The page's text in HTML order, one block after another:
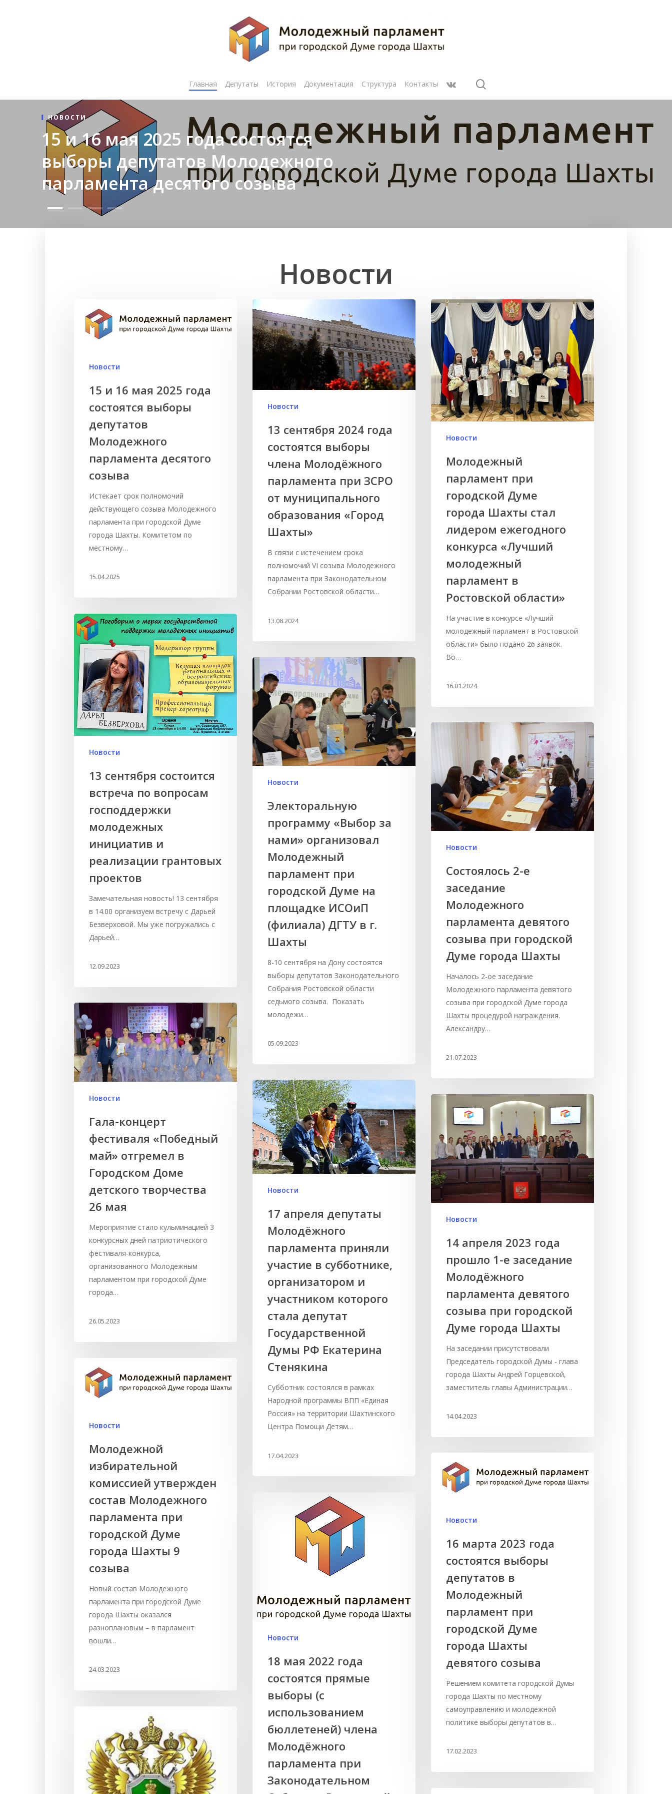
Нажмите Enter для поиска или ESC чтобы закрыть
Главная Депутаты История Документация Структура Контакты
НОВОСТИ
15 и 16 мая 2025 года состоятся
выборы депутатов Молодежного
парламента десятого созыва
Новости
Новости
15 и 16 мая 2025 года
состоятся выборы
депутатов
Молодежного
парламента десятого
созыва
Истекает срок полномочий
действующего созыва Молодежного
парламента при городской Думе
города Шахты. Комитетом по
местному…
15.04.2025
Новости
13 сентября 2024 года
состоятся выборы
члена Молодёжного
парламента при ЗСРО
от муниципального
образования «Город
Шахты»
В связи с истечением срока
полномочий VI созыва Молодежного
парламента при Законодательном
Собрании Ростовской области…
13.08.2024
Новости
Молодежный
парламент при
городской Думе
города Шахты стал
лидером ежегодного
конкурса «Лучший
молодежный
парламент в
Ростовской области»
На участие в конкурсе «Лучший
молодежный парламент в Ростовской
области» было подано 26 заявок.
Во…
16.01.2024
Новости
13 сентября состоится
встреча по вопросам
господдержки
молодежных
инициатив и
реализации грантовых
проектов
Замечательная новость! 13 сентября
в 14.00 организуем встречу с Дарьей
Безверховой. Мы уже погружались с
Дарьей…
12.09.2023
Новости
Электоральную
программу «Выбор за
нами» организовал
Молодежный
парламент при
городской Думе на
площадке ИСОиП
(филиала) ДГТУ в г.
Шахты
8-10 сентября на Дону состоятся
выборы депутатов Законодательного
Собрания Ростовской области
седьмого созыва. Показать
молодежи…
05.09.2023
Новости
Состоялось 2-е
заседание
Молодежного
парламента девятого
созыва при городской
Думе города Шахты
Началось 2-ое заседание
Молодежного парламента девятого
созыва при городской Думе города
Шахты процедурой награждения.
Александру…
21.07.2023
Новости
Гала-концерт
фестиваля «Победный
май» отгремел в
Городском Доме
детского творчества
26 мая
Мероприятие стало кульминацией 3
конкурсных дней патриотического
фестиваля-конкурса,
организованного Молодежным
парламентом при городской Думе
города…
26.05.2023
Новости
17 апреля депутаты
Молодёжного
парламента приняли
участие в субботнике,
организатором и
участником которого
стала депутат
Государственной
Думы РФ Екатерина
Стенякина
Субботник состоялся в рамках
Народной программы ВПП «Единая
Россия» на территории Шахтинского
Центра Помощи Детям…
17.04.2023
Новости
14 апреля 2023 года
прошло 1-е заседание
Молодёжного
парламента девятого
созыва при городской
Думе города Шахты
На заседании присутствовали
Председатель городской Думы - глава
города Шахты Андрей Горцевской,
заместитель главы Администрации…
14.04.2023
Новости
Молодежной
избирательной
комиссией утвержден
состав Молодежного
парламента при
городской Думе
города Шахты 9
созыва
Новый состав Молодежного
парламента при городской Думе
города Шахты оказался
разноплановым – в парламент
вошли…
24.03.2023
Новости
16 марта 2023 года
состоятся выборы
депутатов в
Молодежный
парламент при
городской Думе
города Шахты
девятого созыва
Решением комитета городской Думы
города Шахты по местному
самоуправлению и молодежной
политике выборы депутатов в…
17.02.2023
Новости
18 мая 2022 года
состоятся прямые
выборы (с
использованием
бюллетеней) члена
Молодёжного
парламента при
Законодательном